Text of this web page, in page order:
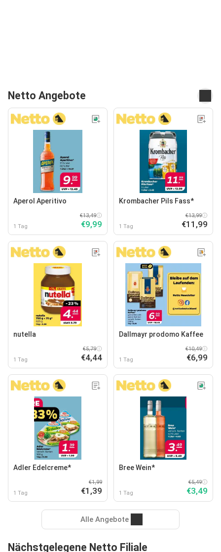
Netto Angebote
Aperol Aperitivo
1 Tag
€13,49
€9,99
Krombacher Pils Fass*
1 Tag
€13,99
€11,99
nutella
1 Tag
€5,79
€4,44
Dallmayr prodomo Kaffee
1 Tag
€10,49
€6,99
Adler Edelcreme*
1 Tag
€1,99
€1,39
Bree Wein*
1 Tag
€5,49
€3,49
Alle Angebote
Nächstgelegene Netto Filiale